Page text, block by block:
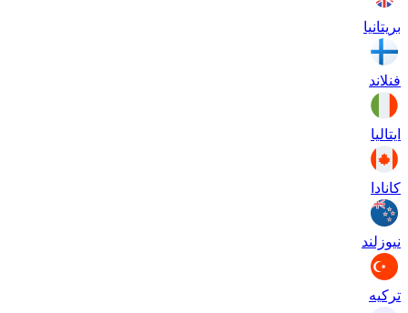
بریتانیا
فنلاند
ایتالیا
کانادا
نیوزلند
ترکیه